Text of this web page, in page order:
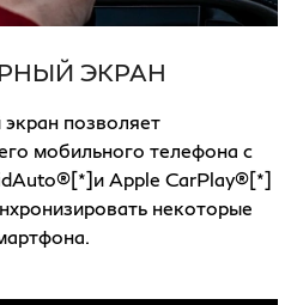
ЭКРАН
позволяет
мобильного телефона с
Apple CarPlay®[*]
некоторые